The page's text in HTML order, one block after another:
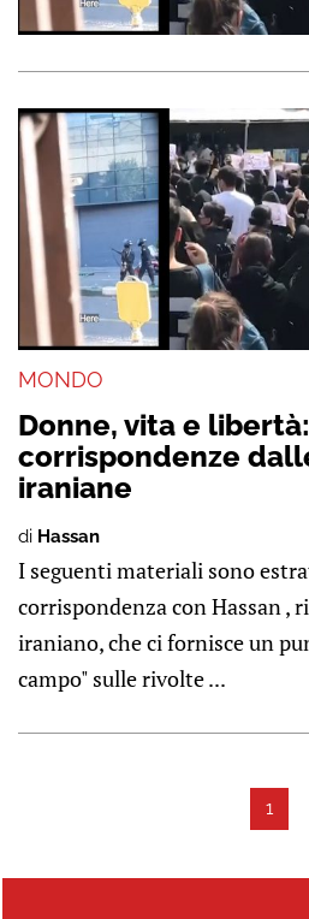
MONDO
Donne, vita e libertà:
corrispondenze
iraniane
di Hassan
I seguenti materiali sono
corrispondenza con Hassan ,
iraniano, che ci fornisce un
campo" sulle rivolte ...
1